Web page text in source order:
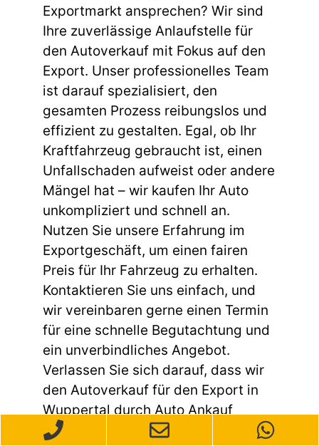
Exportmarkt ansprechen? Wir sind
Ihre zuverlässige Anlaufstelle für
den Autoverkauf mit Fokus auf den
Export. Unser professionelles Team
ist darauf spezialisiert, den
gesamten Prozess reibungslos und
effizient zu gestalten. Egal, ob Ihr
Kraftfahrzeug gebraucht ist, einen
Unfallschaden aufweist oder andere
Mängel hat – wir kaufen Ihr Auto
unkompliziert und schnell an.
Nutzen Sie unsere Erfahrung im
Exportgeschäft, um einen fairen
Preis für Ihr Fahrzeug zu erhalten.
Kontaktieren Sie uns einfach, und
wir vereinbaren gerne einen Termin
für eine schnelle Begutachtung und
ein unverbindliches Angebot.
Verlassen Sie sich darauf, dass wir
den Autoverkauf für den Export in
Wuppertal durch Auto Ankauf
Arrenberg so einfach wie möglich